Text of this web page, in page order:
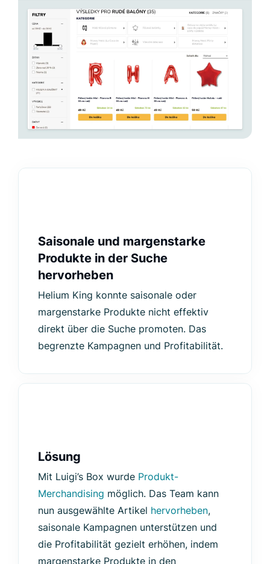
Saisonale und margenstarke
Produkte in der Suche
hervorheben
Helium King konnte saisonale oder
margenstarke Produkte nicht effektiv
direkt über die Suche promoten. Das
begrenzte Kampagnen und Profitabilität.
Lösung
Mit Luigi’s Box wurde Produkt-
Merchandising möglich. Das Team kann
nun ausgewählte Artikel hervorheben,
saisonale Kampagnen unterstützen und
die Profitabilität gezielt erhöhen, indem
margenstarke Produkte in den